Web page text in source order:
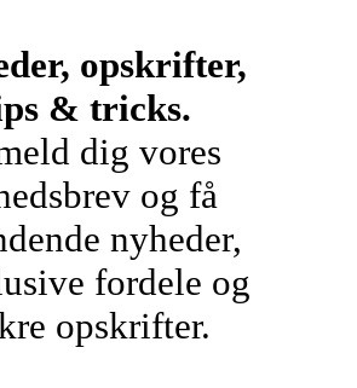
opskrifter,
& tricks.
dig vores
og få
nyheder,
fordele og
opskrifter.